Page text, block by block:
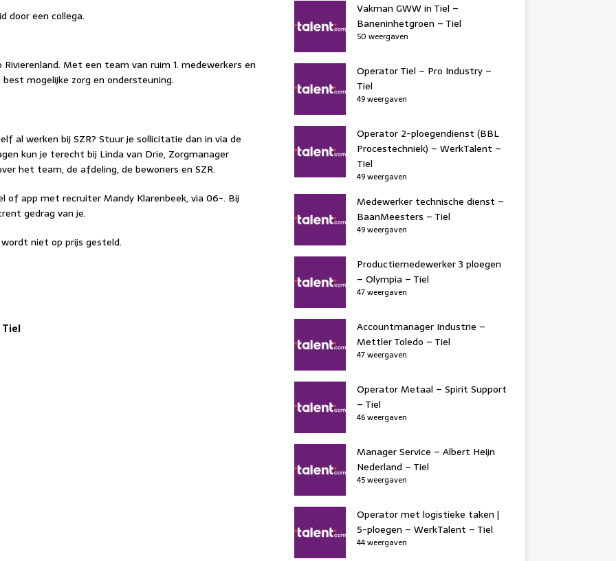
door een collega.
Met een team van ruim 1. medewerkers en
mogelijke zorg en ondersteuning.
al werken bij SZR? Stuur je sollicitatie dan in via de
kun je terecht bij Linda van Drie, Zorgmanager
het team, de afdeling, de bewoners en SZR.
of app met recruiter Mandy Klarenbeek, via 06-. Bij
gedrag van je.
niet op prijs gesteld.
Tiel
Vakman GWW in Tiel –
Baneninhetgroen – Tiel
50 weergaven
Operator Tiel – Pro Industry –
Tiel
49 weergaven
Operator 2-ploegendienst (BBL
Procestechniek) – WerkTalent –
Tiel
49 weergaven
Medewerker technische dienst –
BaanMeesters – Tiel
49 weergaven
Productiemedewerker 3 ploegen
– Olympia – Tiel
47 weergaven
Accountmanager Industrie –
Mettler Toledo – Tiel
47 weergaven
Operator Metaal – Spirit Support
– Tiel
46 weergaven
Manager Service – Albert Heijn
Nederland – Tiel
45 weergaven
Operator met logistieke taken |
5-ploegen – WerkTalent – Tiel
44 weergaven